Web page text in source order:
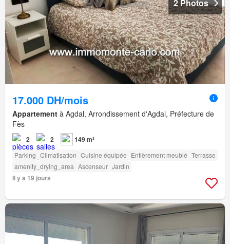
2 Photos
17.000 DH/mois
Appartement à Agdal, Arrondissement d'Agdal, Préfecture de
Fès
2 2 149 m²
Parking Climatisation Cuisine équipée Entièrement meublé Terrasse
amenity_drying_area Ascenseur Jardin
Il y a 19 jours